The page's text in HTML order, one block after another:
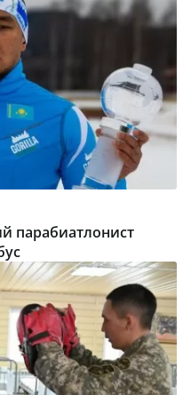
парабиатлонист